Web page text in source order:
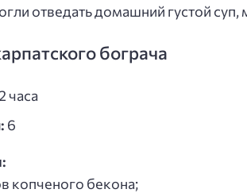
отведать домашний густой
бограча
2 часа
6
копченого бекона;